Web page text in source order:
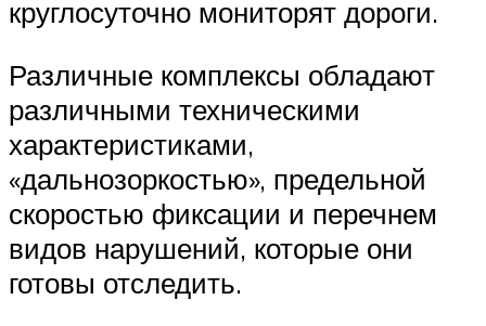
круглосуточно мониторят дороги.
Различные комплексы обладают
различными техническими
характеристиками,
«дальнозоркостью», предельной
скоростью фиксации и перечнем
видов нарушений, которые они
готовы отследить.